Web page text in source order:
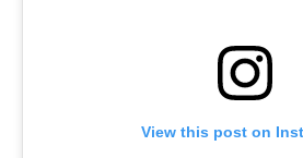
View this post on